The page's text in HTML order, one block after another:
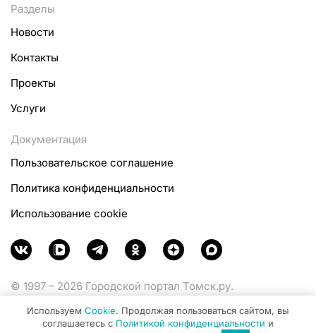
Разделы
Новости
Контакты
Проекты
Услуги
Документация
Пользовательское соглашение
Политика конфиденциальности
Использование cookie
© 1997 – 2026 Городской портал Томск.ру.
Министерства цифрового развития, связи и массовых
Используем Cookie. Продолжая пользоваться сайтом, вы
соглашаетесь с Политикой конфиденциальности и